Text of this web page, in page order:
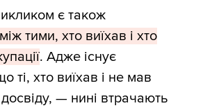
є також
тими, хто виїхав і хто
. Адже існує
ті, хто виїхав і не мав
досвіду, — нині втрачають